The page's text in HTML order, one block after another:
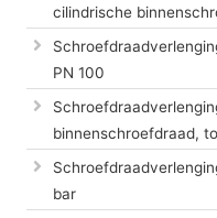
cilindrische
PN 100
binnenschroefdraad,
bar